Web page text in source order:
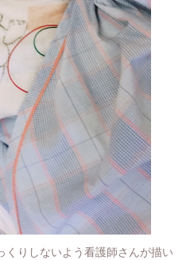
くりしないよう看護師さんが描い